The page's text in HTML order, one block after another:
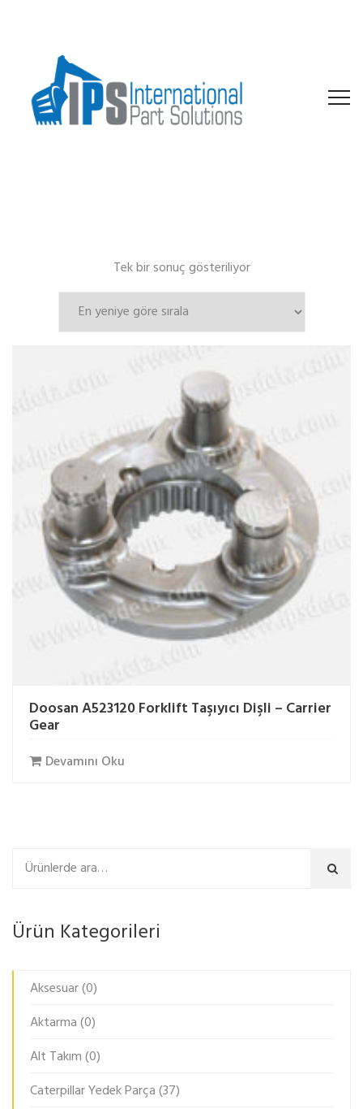
Tek bir sonuç gösteriliyor
Doosan A523120 Forklift Taşıyıcı Dişli – Carrier
Gear
Devamını Oku
Ara
Ürün Kategorileri
Aksesuar(0)
Aktarma(0)
Alt Takım(0)
Caterpillar Yedek Parça(37)